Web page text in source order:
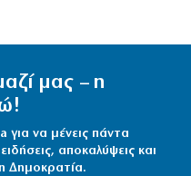
μας – η
να μένεις πάντα
αποκαλύψεις και
Δημοκρατία.